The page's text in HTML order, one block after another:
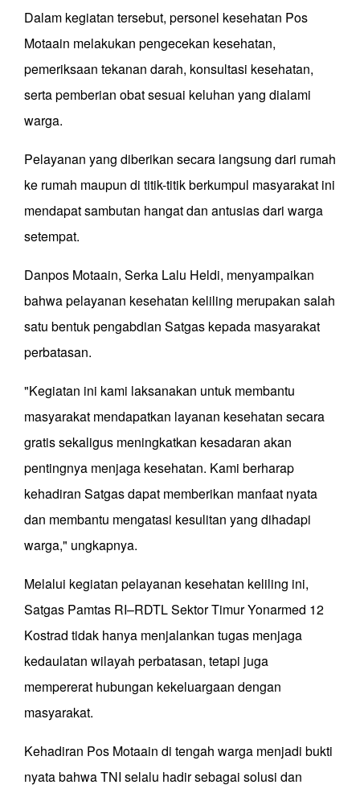
Dalam kegiatan tersebut, personel kesehatan Pos
Motaain melakukan pengecekan kesehatan,
pemeriksaan tekanan darah, konsultasi kesehatan,
serta pemberian obat sesuai keluhan yang dialami
warga.
Pelayanan yang diberikan secara langsung dari rumah
ke rumah maupun di titik-titik berkumpul masyarakat ini
mendapat sambutan hangat dan antusias dari warga
setempat.
Danpos Motaain, Serka Lalu Heldi, menyampaikan
bahwa pelayanan kesehatan keliling merupakan salah
satu bentuk pengabdian Satgas kepada masyarakat
perbatasan.
"Kegiatan ini kami laksanakan untuk membantu
masyarakat mendapatkan layanan kesehatan secara
gratis sekaligus meningkatkan kesadaran akan
pentingnya menjaga kesehatan. Kami berharap
kehadiran Satgas dapat memberikan manfaat nyata
dan membantu mengatasi kesulitan yang dihadapi
warga," ungkapnya.
Melalui kegiatan pelayanan kesehatan keliling ini,
Satgas Pamtas RI–RDTL Sektor Timur Yonarmed 12
Kostrad tidak hanya menjalankan tugas menjaga
kedaulatan wilayah perbatasan, tetapi juga
mempererat hubungan kekeluargaan dengan
masyarakat.
Kehadiran Pos Motaain di tengah warga menjadi bukti
nyata bahwa TNI selalu hadir sebagai solusi dan